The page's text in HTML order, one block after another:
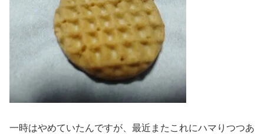
一時はやめていたんですが、最近またこれにハマりつつあ